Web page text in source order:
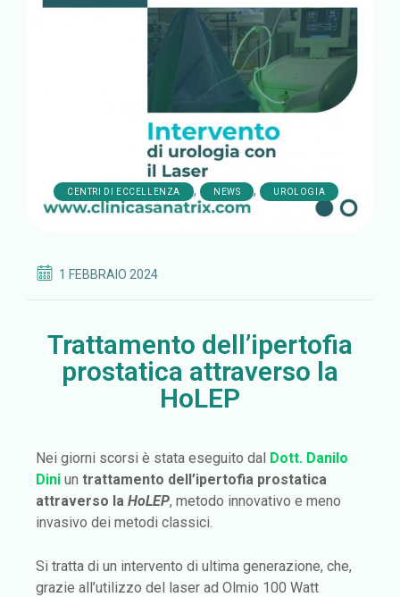
CENTRI DI ECCELLENZA , NEWS , UROLOGIA
1 FEBBRAIO 2024
Trattamento dell’ipertofia
prostatica attraverso la
HoLEP
Nei giorni scorsi è stata eseguito dal Dott. Danilo
Dini un trattamento dell’ipertofia prostatica
attraverso la HoLEP, metodo innovativo e meno
invasivo dei metodi classici.
Si tratta di un intervento di ultima generazione, che,
grazie all’utilizzo del laser ad Olmio 100 Watt